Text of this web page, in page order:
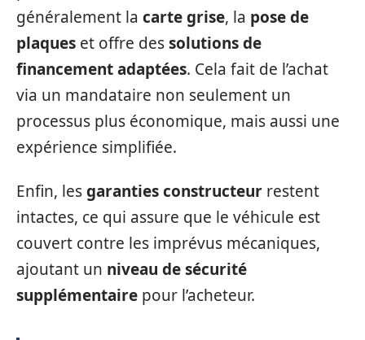
généralement la carte grise, la pose de
plaques et offre dessolutions de
financement adaptées. Cela fait de l’achat
via un mandataire non seulement un
processus plus économique, mais aussi une
expérience simplifiée.
Enfin, lesgaranties constructeur restent
intactes, ce qui assure que le véhicule est
couvert contre les imprévus mécaniques,
ajoutant un niveau de sécurité
supplémentaire pour l’acheteur.